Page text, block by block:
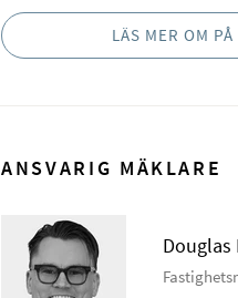
LÄS MER OM
ANSVARIG MÄKLARE
Douglas